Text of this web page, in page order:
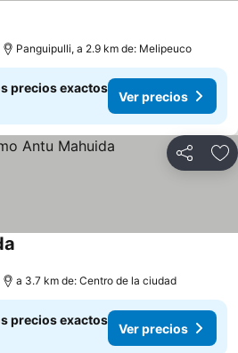
Panguipulli, a 2.9 km de: Melipeuco
precios exactos
Ver precios
Compartir
a 3.7 km de: Centro de la ciudad
precios exactos
Ver precios